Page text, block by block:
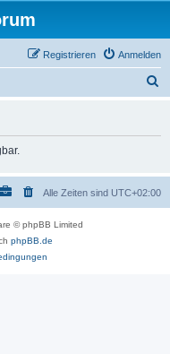
Anmelden
Registrieren
Alle Zeiten sind UTC+02:00
© phpBB Limited
phpBB.de